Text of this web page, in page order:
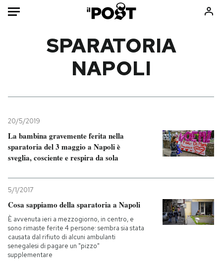
Mondo
Tecnologia
Internet
Scienza
Libri
Ok Boomer!
Mondiali calcio 2026
PODCAST
SPARATORIA
NAPOLI
20/5/2019
La bambina gravemente ferita nella
sparatoria del 3 maggio a Napoli è
sveglia, cosciente e respira da sola
5/1/2017
Cosa sappiamo della sparatoria a Napoli
È avvenuta ieri a mezzogiorno, in centro, e
sono rimaste ferite 4 persone: sembra sia stata
causata dal rifiuto di alcuni ambulanti
senegalesi di pagare un "pizzo"
supplementare